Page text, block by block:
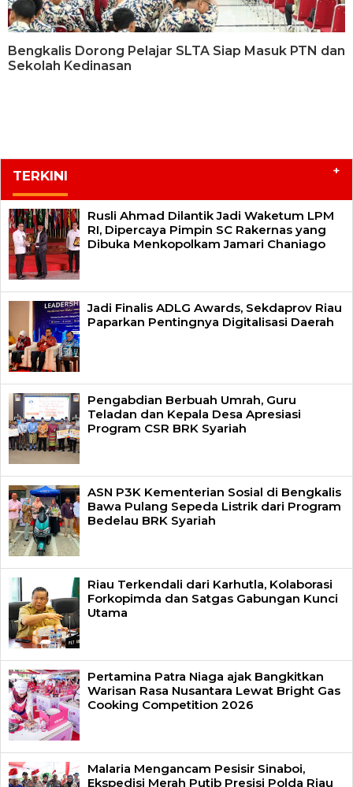
Bengkalis Dorong Pelajar SLTA Siap Masuk PTN dan
Sekolah Kedinasan
TERKINI +
Rusli Ahmad Dilantik Jadi Waketum LPM
RI, Dipercaya Pimpin SC Rakernas yang
Dibuka Menkopolkam Jamari Chaniago
Jadi Finalis ADLG Awards, Sekdaprov Riau
Paparkan Pentingnya Digitalisasi Daerah
Pengabdian Berbuah Umrah, Guru
Teladan dan Kepala Desa Apresiasi
Program CSR BRK Syariah
ASN P3K Kementerian Sosial di Bengkalis
Bawa Pulang Sepeda Listrik dari Program
Bedelau BRK Syariah
Riau Terkendali dari Karhutla, Kolaborasi
Forkopimda dan Satgas Gabungan Kunci
Utama
Pertamina Patra Niaga ajak Bangkitkan
Warisan Rasa Nusantara Lewat Bright Gas
Cooking Competition 2026
Malaria Mengancam Pesisir Sinaboi,
Ekspedisi Merah Putib Presisi Polda Riau